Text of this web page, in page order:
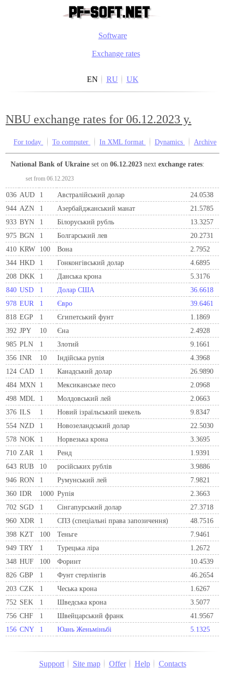
Software
Exchange rates
EN RU UK
NBU exchange rates for 06.12.2023 y.
For today To computer In XML format Dynamics Archive
National Bank of Ukraine set on06.12.2023 nextexchange rates:
set from 06.12.2023
036 AUD 1 Австралійський долар
24.0538
944 AZN 1 Азербайджанський манат
21.5785
933 BYN 1 Бiлоруський рубль
13.3257
975 BGN 1 Болгарський лев
20.2731
410 KRW 100 Вона
2.7952
344 HKD 1 Гонконгівський долар
4.6895
208 DKK 1 Данська крона
5.3176
840 USD 1 Долар США
36.6618
978 EUR 1 Євро
39.6461
818 EGP 1 Єгипетський фунт
1.1869
392 JPY 10 Єна
2.4928
985 PLN 1 Злотий
9.1661
356 INR 10 Індійська рупія
4.3968
124 CAD 1 Канадський долар
26.9890
484 MXN 1 Мексиканське песо
2.0968
498 MDL 1 Молдовський лей
2.0663
376 ILS 1 Новий ізраїльський шекель
9.8347
554 NZD 1 Новозеландський долар
22.5030
578 NOK 1 Норвезька крона
3.3695
710 ZAR 1 Ренд
1.9391
643 RUB 10 російських рублів
3.9886
946 RON 1 Румунський лей
7.9821
360 IDR 1000 Рупія
2.3663
702 SGD 1 Сінгапурський долар
27.3718
960 XDR 1 СПЗ (спеціальні права запозичення)
48.7516
398 KZT 100 Теньге
7.9461
949 TRY 1 Турецька ліра
1.2672
348 HUF 100 Форинт
10.4539
826 GBP 1 Фунт стерлінгів
46.2654
203 CZK 1 Чеська крона
1.6267
752 SEK 1 Шведська крона
3.5077
756 CHF 1 Швейцарський франк
41.9567
156 CNY 1 Юань Женьміньбі 5.1325
Support Site map Offer Help Contacts